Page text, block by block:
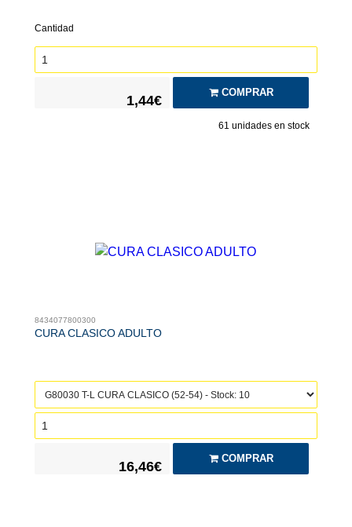
Cantidad
1,44€
COMPRAR
61 unidades en stock
8434077800300
CURA CLASICO ADULTO
16,46€
COMPRAR